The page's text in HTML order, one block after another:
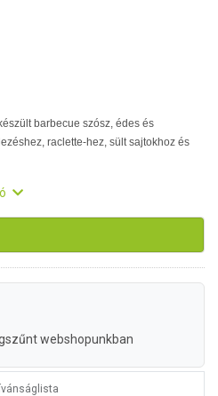
barbecue szósz, édes és
raclette-hez, sült sajtokhoz és
webshopunkban